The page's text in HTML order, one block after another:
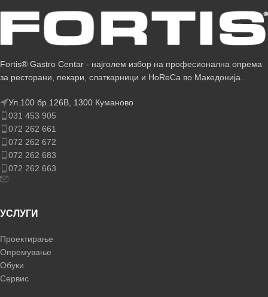
Fortis® Gastro Centar - најголем избор на професионална опрема
за ресторани, пекари, слаткарници и HoReCa во Македонија.
Ул.100 бр.126В, 1300 Куманово
031 453 905
072 262 661
072 262 672
072 262 683
072 262 663
УСЛУГИ
Проектирање
Опремување
Обуки
Сервис